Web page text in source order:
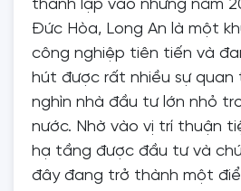
thành lập vào những năm
Đức Hòa, Long An là một
công nghiệp tiên tiến và
hút được rất nhiều sự quan
nghìn nhà đầu tư lớn nhỏ
nước. Nhờ vào vị trí thuận
hạ tầng được đầu tư và
đây đang trở thành một